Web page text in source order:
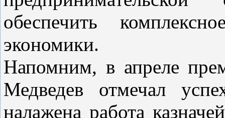
обеспечить
экономики.
Напомним, в апреле
Медведев отмечал
налажена работа